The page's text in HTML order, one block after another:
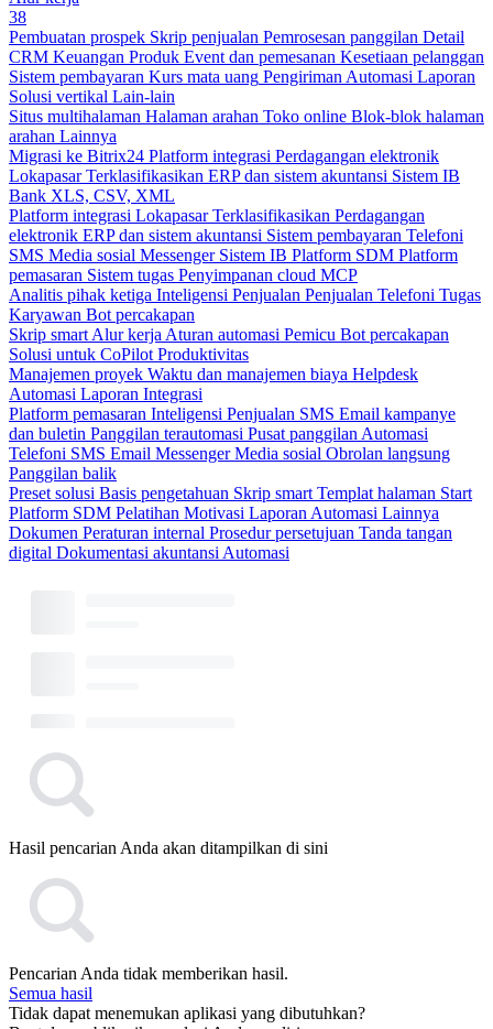
38
Pembuatan prospek Skrip penjualan Pemrosesan panggilan Detail
CRM Keuangan Produk Event dan pemesanan Kesetiaan pelanggan
Sistem pembayaran Kurs mata uang Pengiriman Automasi Laporan
Solusi vertikal Lain-lain
Situs multihalaman Halaman arahan Toko online Blok-blok halaman
arahan Lainnya
Migrasi ke Bitrix24 Platform integrasi Perdagangan elektronik
Lokapasar Terklasifikasikan ERP dan sistem akuntansi Sistem IB
Bank XLS, CSV, XML
Platform integrasi Lokapasar Terklasifikasikan Perdagangan
elektronik ERP dan sistem akuntansi Sistem pembayaran Telefoni
SMS Media sosial Messenger Sistem IB Platform SDM Platform
pemasaran Sistem tugas Penyimpanan cloud MCP
Analitis pihak ketiga Inteligensi Penjualan Penjualan Telefoni Tugas
Karyawan Bot percakapan
Skrip smart Alur kerja Aturan automasi Pemicu Bot percakapan
Solusi untuk CoPilot Produktivitas
Manajemen proyek Waktu dan manajemen biaya Helpdesk
Automasi Laporan Integrasi
Platform pemasaran Inteligensi Penjualan SMS Email kampanye
dan buletin Panggilan terautomasi Pusat panggilan Automasi
Telefoni SMS Email Messenger Media sosial Obrolan langsung
Panggilan balik
Preset solusi Basis pengetahuan Skrip smart Templat halaman Start
Platform SDM Pelatihan Motivasi Laporan Automasi Lainnya
Dokumen Peraturan internal Prosedur persetujuan Tanda tangan
digital Dokumentasi akuntansi Automasi
Hasil pencarian Anda akan ditampilkan di sini
Pencarian Anda tidak memberikan hasil.
Semua hasil
Tidak dapat menemukan aplikasi yang dibutuhkan?